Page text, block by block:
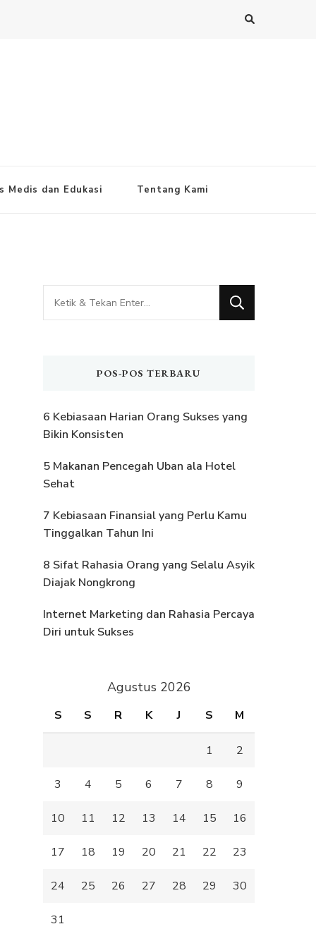
Medis dan Edukasi Tentang Kami
Mencari
Sesuatu?
POS-POS TERBARU
6 Kebiasaan Harian Orang Sukses yang
Bikin Konsisten
5 Makanan Pencegah Uban ala Hotel
Sehat
7 Kebiasaan Finansial yang Perlu Kamu
Tinggalkan Tahun Ini
8 Sifat Rahasia Orang yang Selalu Asyik
Diajak Nongkrong
Internet Marketing dan Rahasia Percaya
Diri untuk Sukses
Agustus 2026
S S R K J S M
1 2
3 4 5 6 7 8 9
10 11 12 13 14 15 16
17 18 19 20 21 22 23
24 25 26 27 28 29 30
31